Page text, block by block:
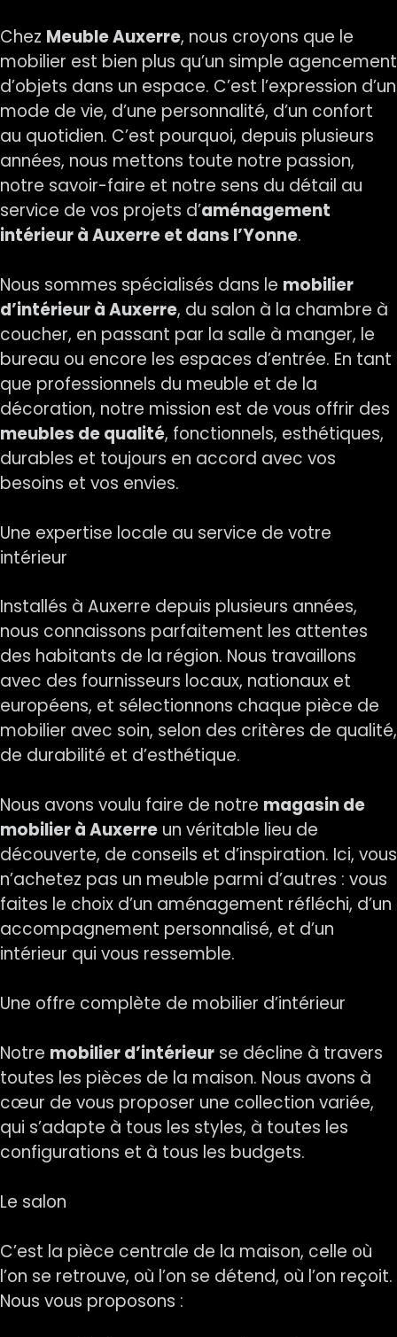
Chez Meuble Auxerre, nous croyons que le
mobilier est bien plus qu’un simple agencement
d’objets dans un espace. C’est l’expression d’un
mode de vie, d’une personnalité, d’un confort
au quotidien. C’est pourquoi, depuis plusieurs
années, nous mettons toute notre passion,
notre savoir-faire et notre sens du détail au
service de vos projets d’aménagement
intérieur à Auxerre et dans l’Yonne.
Nous sommes spécialisés dans le mobilier
d’intérieur à Auxerre, du salon à la chambre à
coucher, en passant par la salle à manger, le
bureau ou encore les espaces d’entrée. En tant
que professionnels du meuble et de la
décoration, notre mission est de vous offrir des
meubles de qualité, fonctionnels, esthétiques,
durables et toujours en accord avec vos
besoins et vos envies.
Une expertise locale au service de votre
intérieur
Installés à Auxerre depuis plusieurs années,
nous connaissons parfaitement les attentes
des habitants de la région. Nous travaillons
avec des fournisseurs locaux, nationaux et
européens, et sélectionnons chaque pièce de
mobilier avec soin, selon des critères de qualité,
de durabilité et d’esthétique.
Nous avons voulu faire de notre magasin de
mobilier à Auxerre un véritable lieu de
découverte, de conseils et d’inspiration. Ici, vous
n’achetez pas un meuble parmi d’autres : vous
faites le choix d’un aménagement réfléchi, d’un
accompagnement personnalisé, et d’un
intérieur qui vous ressemble.
Une offre complète de mobilier d’intérieur
Notre mobilier d’intérieur se décline à travers
toutes les pièces de la maison. Nous avons à
cœur de vous proposer une collection variée,
qui s’adapte à tous les styles, à toutes les
configurations et à tous les budgets.
Le salon
C’est la pièce centrale de la maison, celle où
l’on se retrouve, où l’on se détend, où l’on reçoit.
Nous vous proposons :